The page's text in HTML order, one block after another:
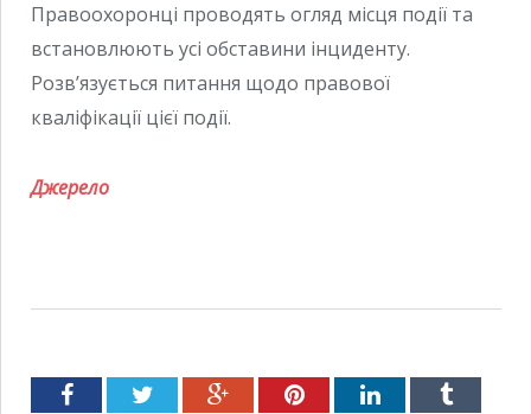
Правоохоронці проводять огляд місця події та
встановлюють усі обставини інциденту.
Розв’язується питання щодо правової
кваліфікації цієї події.
Джерело
FacebookTwitter Google+PinterestLinkedInTumblr